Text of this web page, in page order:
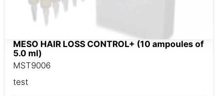
MESO HAIR LOSS CONTROL+ (10 ampoules of
5.0 ml)
MST9006
test